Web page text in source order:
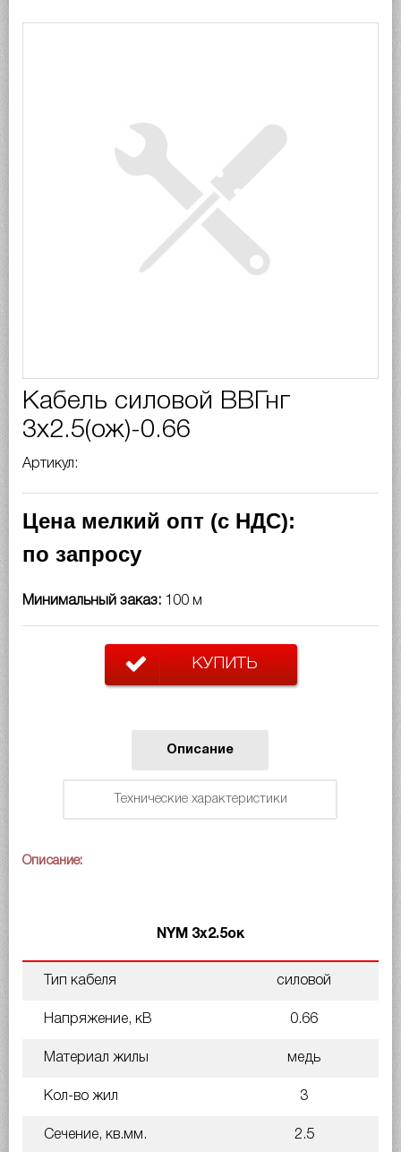
Кабель силовой ВВГнг
3х2.5(ож)-0.66
Артикул:
Цена мелкий опт (с НДС):
по запросу
Минимальный заказ: 100 м
КУПИТЬ
Описание
Технические характеристики
Описание:
NYM 3х2.5ок
Тип кабеля силовой
Напряжение, кВ 0.66
Материал жилы медь
Кол-во жил 3
Сечение, кв.мм. 2.5